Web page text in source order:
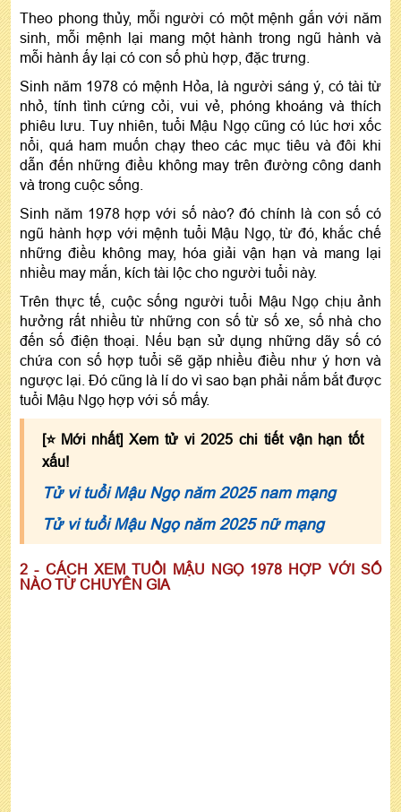
Theo phong thủy, mỗi người có một mệnh gắn với năm
sinh, mỗi mệnh lại mang một hành trong ngũ hành và
mỗi hành ấy lại có con số phù hợp, đặc trưng.
Sinh năm 1978 có mệnh Hỏa, là người sáng ý, có tài từ
nhỏ, tính tình cứng cỏi, vui vẻ, phóng khoáng và thích
phiêu lưu. Tuy nhiên, tuổi Mậu Ngọ cũng có lúc hơi xốc
nổi, quá ham muốn chạy theo các mục tiêu và đôi khi
dẫn đến những điều không may trên đường công danh
và trong cuộc sống.
Sinh năm 1978 hợp với số nào? đó chính là con số có
ngũ hành hợp với mệnh tuổi Mậu Ngọ, từ đó, khắc chế
những điều không may, hóa giải vận hạn và mang lại
nhiều may mắn, kích tài lộc cho người tuổi này.
Trên thực tế, cuộc sống người tuổi Mậu Ngọ chịu ảnh
hưởng rất nhiều từ những con số từ số xe, số nhà cho
đến số điện thoại. Nếu bạn sử dụng những dãy số có
chứa con số hợp tuổi sẽ gặp nhiều điều như ý hơn và
ngược lại. Đó cũng là lí do vì sao bạn phải nắm bắt được
tuổi Mậu Ngọ hợp với số mấy.
[⭐️Mới nhất] Xem tử vi 2025 chi tiết vận hạn tốt
xấu!
Tử vi tuổi Mậu Ngọ năm 2025 nam mạng
Tử vi tuổi Mậu Ngọ năm 2025 nữ mạng
2 - CÁCH XEM TUỔI MẬU NGỌ 1978 HỢP VỚI SỐ
NÀO TỪ CHUYÊN GIA